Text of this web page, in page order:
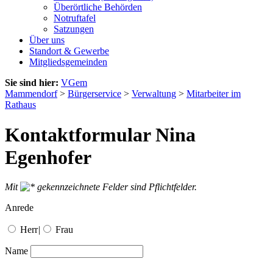
Überörtliche Behörden
Notruftafel
Satzungen
Über uns
Standort & Gewerbe
Mitgliedsgemeinden
Sie sind hier: VGem
Mammendorf> Bürgerservice > Verwaltung > Mitarbeiter im
Rathaus
Kontaktformular Nina
Egenhofer
Mit
gekennzeichnete Felder sind Pflichtfelder.
Anrede
Herr| Frau
Name